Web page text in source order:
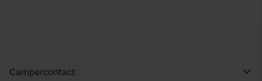
Campercontact